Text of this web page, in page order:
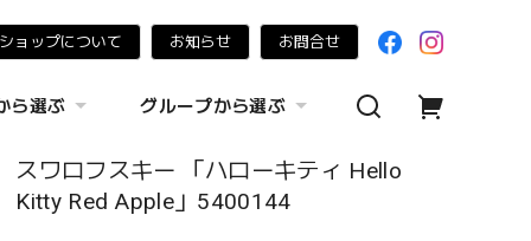
ョップについて お知らせ お問合せ
ら選ぶ グループから選ぶ
スワロフスキー 「ハローキティ Hello
Kitty Red Apple」5400144